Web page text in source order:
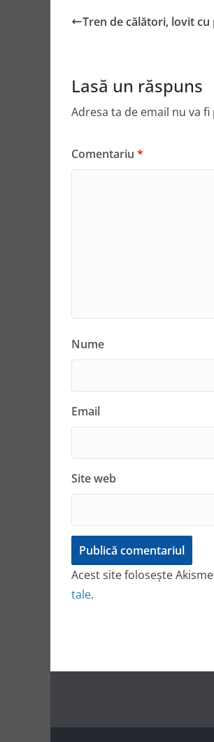
Tren de călători, lovit cu
Lasă un răspuns
Adresa ta de email nu va fi
Comentariu *
Nume
Email
Site web
Acest site folosește
tale.